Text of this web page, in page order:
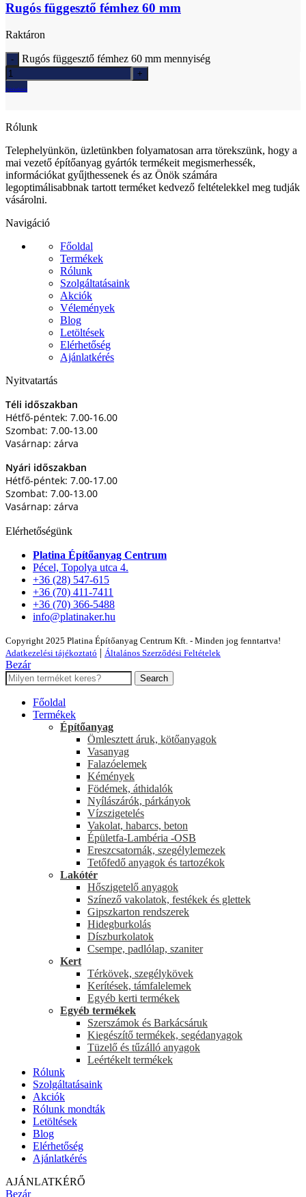
Rugós függesztő fémhez 60 mm
Raktáron
Rugós függesztő fémhez 60 mm mennyiség
Ajánlatkérés
Rólunk
Telephelyünkön, üzletünkben folyamatosan arra törekszünk, hogy a
mai vezető építőanyag gyártók termékeit megismerhessék,
információkat gyűjthessenek és az Önök számára
legoptimálisabbnak tartott terméket kedvező feltételekkel meg tudják
vásárolni.
Navigáció
Főoldal
Termékek
Rólunk
Szolgáltatásaink
Akciók
Vélemények
Blog
Letöltések
Elérhetőség
Ajánlatkérés
Nyitvatartás
Téli időszakban
Hétfő-péntek: 7.00-16.00
Szombat: 7.00-13.00
Vasárnap: zárva
Nyári időszakban
Hétfő-péntek: 7.00-17.00
Szombat: 7.00-13.00
Vasárnap: zárva
Elérhetőségünk
Platina Építőanyag Centrum
Pécel, Topolya utca 4.
+36 (28) 547-615
+36 (70) 411-7411
+36 (70) 366-5488
info@platinaker.hu
Copyright 2025 Platina Építőanyag Centrum Kft. - Minden jog fenntartva!
Adatkezelési tájékoztató | Általános Szerződési Feltételek
Bezár
Search
Főoldal
Termékek
Építőanyag
Ömlesztett áruk, kötőanyagok
Vasanyag
Falazóelemek
Kémények
Födémek, áthidalók
Nyílászárók, párkányok
Vízszigetelés
Vakolat, habarcs, beton
Épületfa-Lambéria -OSB
Ereszcsatornák, szegélylemezek
Tetőfedő anyagok és tartozékok
Lakótér
Hőszigetelő anyagok
Színező vakolatok, festékek és glettek
Gipszkarton rendszerek
Hidegburkolás
Díszburkolatok
Csempe, padlólap, szaniter
Kert
Térkövek, szegélykövek
Kerítések, támfalelemek
Egyéb kerti termékek
Egyéb termékek
Szerszámok és Barkácsáruk
Kiegészítő termékek, segédanyagok
Tüzelő és tűzálló anyagok
Leértékelt termékek
Rólunk
Szolgáltatásaink
Akciók
Rólunk mondták
Letöltések
Blog
Elérhetőség
Ajánlatkérés
AJÁNLATKÉRŐ
Bezár